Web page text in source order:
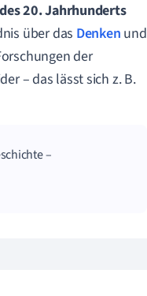
20. Jahrhunderts
über das Denken und
der
– das lässt sich z. B.
–